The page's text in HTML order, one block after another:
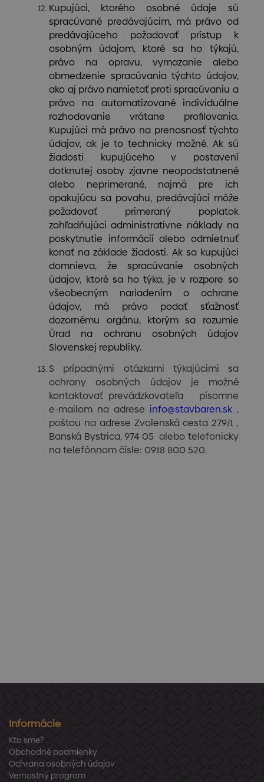
Kupujúci, ktorého osobné údaje sú
spracúvané predávajúcim, má právo od
predávajúceho požadovať prístup k
osobným údajom, ktoré sa ho týkajú,
právo na opravu, vymazanie alebo
obmedzenie spracúvania týchto údajov,
ako aj právo namietať proti spracúvaniu a
právo na automatizované individuálne
rozhodovanie vrátane profilovania.
Kupujúci má právo na prenosnosť týchto
údajov, ak je to technicky možné. Ak sú
žiadosti kupujúceho v postavení
dotknutej osoby zjavne neopodstatnené
alebo neprimerané, najmä pre ich
opakujúcu sa povahu, predávajúci môže
požadovať primeraný poplatok
zohľadňujúci administratívne náklady na
poskytnutie informácií alebo odmietnuť
konať na základe žiadosti. Ak sa kupujúci
domnieva, že spracúvanie osobných
údajov, ktoré sa ho týka, je v rozpore so
všeobecným nariadením o ochrane
údajov, má právo podať sťažnosť
dozornému orgánu, ktorým sa rozumie
Úrad na ochranu osobných údajov
Slovenskej republiky.
S prípadnými otázkami týkajúcimi sa
ochrany osobných údajov je možné
kontaktovať prevádzkovateľa písomne
e-mailom na adrese info@stavbaren.sk,
poštou na adrese Zvolenská cesta 279/1 ,
Banská Bystrica, 974 05 alebo telefonicky
na telefónnom čísle: 0918 800 520.
Informácie
Kto sme?
Obchodné podmienky
Ochrana osobných údajov
Vernostný program